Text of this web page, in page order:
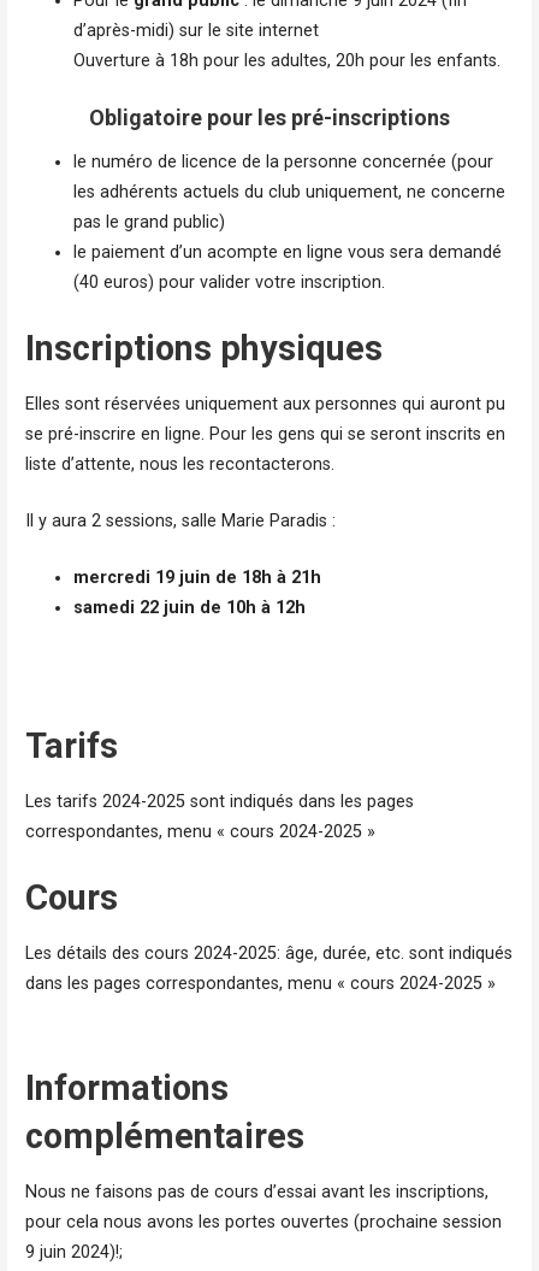
d’après-midi) sur le site internet
Ouverture à 18h pour les adultes, 20h pour les enfants.
Obligatoire pour les pré-inscriptions
le numéro de licence de la personne concernée (pour
les adhérents actuels du club uniquement, ne concerne
pas le grand public)
le paiement d’un acompte en ligne vous sera demandé
(40 euros) pour valider votre inscription.
Inscriptions physiques
Elles sont réservées uniquement aux personnes qui auront pu
se pré-inscrire en ligne. Pour les gens qui se seront inscrits en
liste d’attente, nous les recontacterons.
Il y aura 2 sessions, salle Marie Paradis :
mercredi 19 juin de 18h à 21h
samedi 22 juin de 10h à 12h
Tarifs
Les tarifs 2024-2025 sont indiqués dans les pages
correspondantes, menu « cours 2024-2025 »
Cours
Les détails des cours 2024-2025: âge, durée, etc. sont indiqués
dans les pages correspondantes, menu « cours 2024-2025 »
Informations
complémentaires
Nous ne faisons pas de cours d’essai avant les inscriptions,
pour cela nous avons les portes ouvertes (prochaine session
9 juin 2024)!;